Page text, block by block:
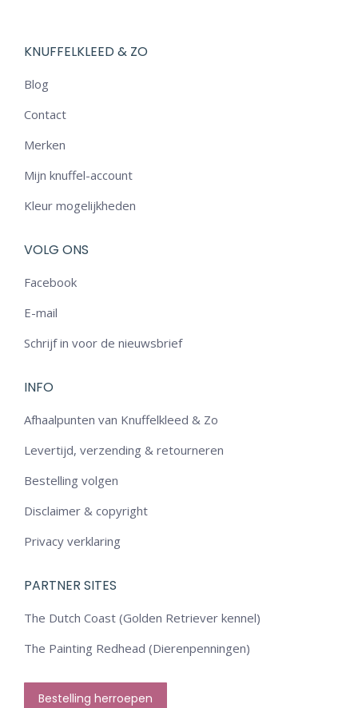
KNUFFELKLEED & ZO
Blog
Contact
Merken
Mijn knuffel-account
Kleur mogelijkheden
VOLG ONS
Facebook
E-mail
Schrijf in voor de nieuwsbrief
INFO
Afhaalpunten van Knuffelkleed & Zo
Levertijd, verzending & retourneren
Bestelling volgen
Disclaimer & copyright
Privacy verklaring
PARTNER SITES
The Dutch Coast (Golden Retriever kennel)
The Painting Redhead (Dierenpenningen)
Bestelling herroepen